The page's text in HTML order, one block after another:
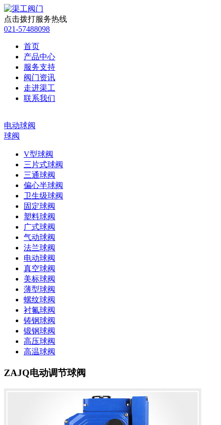
点击拨打服务热线
021-57488098
首页
产品中心
服务支持
阀门资讯
走进渠工
联系我们
电动球阀
球阀
V型球阀
三片式球阀
三通球阀
偏心半球阀
卫生级球阀
固定球阀
塑料球阀
广式球阀
气动球阀
法兰球阀
电动球阀
真空球阀
美标球阀
薄型球阀
螺纹球阀
衬氟球阀
铸钢球阀
锻钢球阀
高压球阀
高温球阀
ZAJQ电动调节球阀